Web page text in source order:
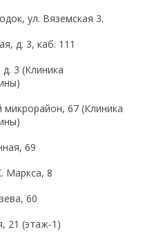
ул. Вяземская 3.
д. 3, каб. 111
3 (Клиника
микрорайон, 67 (Клиника
69
Маркса, 8
60
21 (этаж-1)